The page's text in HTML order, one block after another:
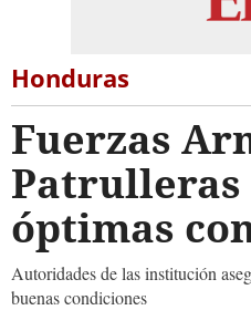
Honduras
Fuerzas
Patrulleras
óptimas
Autoridades de las institución
buenas condiciones